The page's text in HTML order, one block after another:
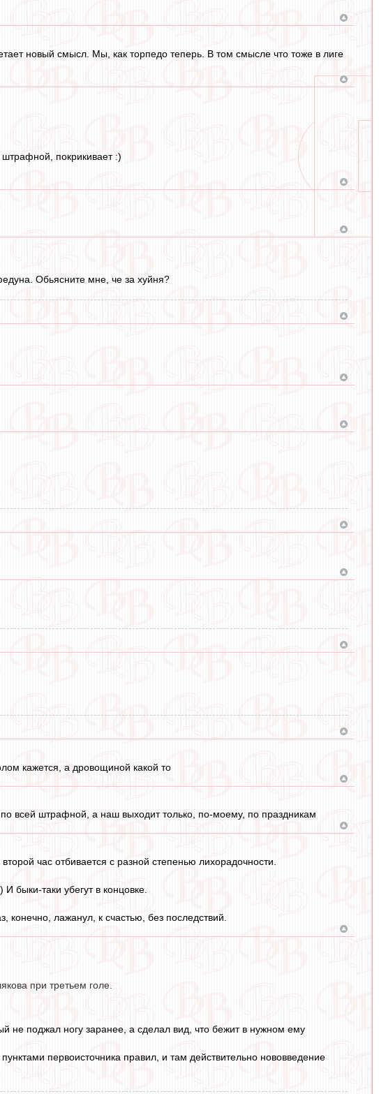
новый смысл. Мы, как торпедо теперь. В том смысле что тоже в лиге
штрафной, покрикивает :)
Обьясните мне, че за хуйня?
кажется, а дровощиной какой то
всей штрафной, а наш выходит только, по-моему, по праздникам
час отбивается с разной степенью лихорадочности.
быки-таки убегут в концовке.
лажанул, к счастью, без последствий.
при третьем голе.
не поджал ногу заранее, а сделал вид, что бежит в нужном ему
первоисточника правил, и там действительно нововведение